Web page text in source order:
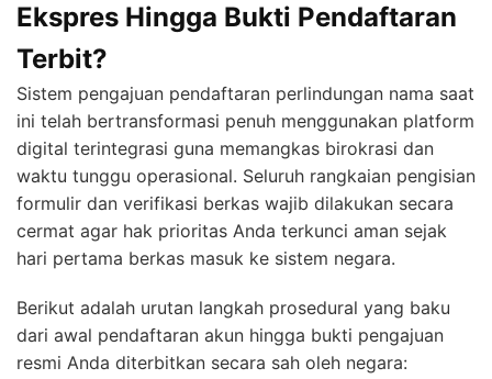
Ekspres Hingga Bukti Pendaftaran
Terbit?
Sistem pengajuan pendaftaran perlindungan nama saat
ini telah bertransformasi penuh menggunakan platform
digital terintegrasi guna memangkas birokrasi dan
waktu tunggu operasional. Seluruh rangkaian pengisian
formulir dan verifikasi berkas wajib dilakukan secara
cermat agar hak prioritas Anda terkunci aman sejak
hari pertama berkas masuk ke sistem negara.
Berikut adalah urutan langkah prosedural yang baku
dari awal pendaftaran akun hingga bukti pengajuan
resmi Anda diterbitkan secara sah oleh negara: